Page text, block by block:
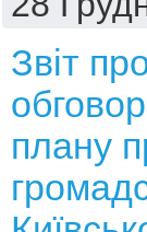
Звіт
плану